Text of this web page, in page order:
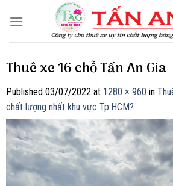
Thuê xe 16 chỗ Tấn An Gia
Published 03/07/2022 at 1280 × 960 in
chất lượng nhất khu vực Tp.HCM?